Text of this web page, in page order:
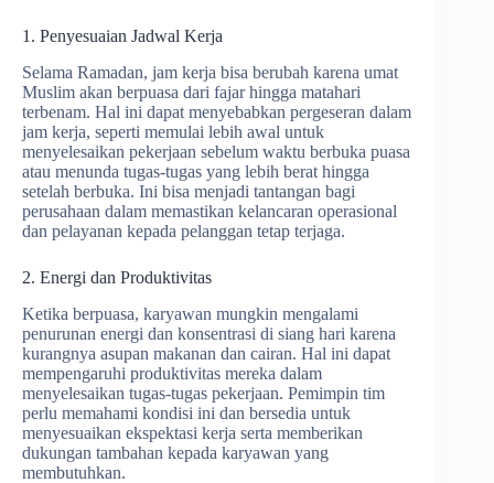
1. Penyesuaian Jadwal Kerja
Selama Ramadan, jam kerja bisa berubah karena umat
Muslim akan berpuasa dari fajar hingga matahari
terbenam. Hal ini dapat menyebabkan pergeseran dalam
jam kerja, seperti memulai lebih awal untuk
menyelesaikan pekerjaan sebelum waktu berbuka puasa
atau menunda tugas-tugas yang lebih berat hingga
setelah berbuka. Ini bisa menjadi tantangan bagi
perusahaan dalam memastikan kelancaran operasional
dan pelayanan kepada pelanggan tetap terjaga.
2. Energi dan Produktivitas
Ketika berpuasa, karyawan mungkin mengalami
penurunan energi dan konsentrasi di siang hari karena
kurangnya asupan makanan dan cairan. Hal ini dapat
mempengaruhi produktivitas mereka dalam
menyelesaikan tugas-tugas pekerjaan. Pemimpin tim
perlu memahami kondisi ini dan bersedia untuk
menyesuaikan ekspektasi kerja serta memberikan
dukungan tambahan kepada karyawan yang
membutuhkan.